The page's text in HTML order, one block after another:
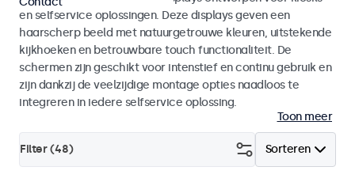
en selfservice oplossingen. Deze displays geven een
haarscherp beeld met natuurgetrouwe kleuren, uitstekende
kijkhoeken en betrouwbare touch functionaliteit. De
schermen zijn geschikt voor intenstief en continu gebruik en
zijn dankzij de veelzijdige montage opties naadloos te
integreren in iedere selfservice oplossing.
Toon meer
Sorteren
Filter (48)